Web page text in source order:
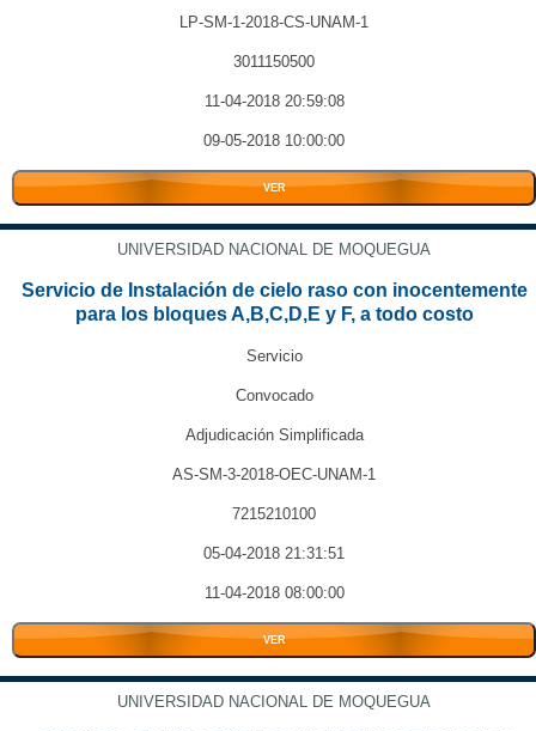
LP-SM-1-2018-CS-UNAM-1
3011150500
11-04-2018 20:59:08
09-05-2018 10:00:00
VER
UNIVERSIDAD NACIONAL DE MOQUEGUA
Servicio de Instalación de cielo raso con inocentemente
para los bloques A,B,C,D,E y F, a todo costo
Servicio
Convocado
Adjudicación Simplificada
AS-SM-3-2018-OEC-UNAM-1
7215210100
05-04-2018 21:31:51
11-04-2018 08:00:00
VER
UNIVERSIDAD NACIONAL DE MOQUEGUA